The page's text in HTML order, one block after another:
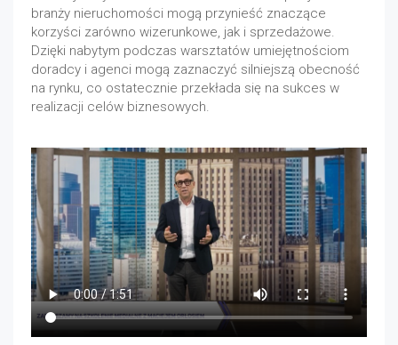
branży nieruchomości mogą przynieść znaczące
korzyści zarówno wizerunkowe, jak i sprzedażowe.
Dzięki nabytym podczas warsztatów umiejętnościom
doradcy i agenci mogą zaznaczyć silniejszą obecność
na rynku, co ostatecznie przekłada się na sukces w
realizacji celów biznesowych.